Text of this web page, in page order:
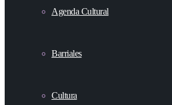
Agenda Cultural
Barriales
Cultura